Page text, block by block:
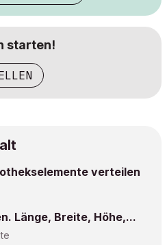
starten!
verteilen
Länge, Breite, Höhe,...